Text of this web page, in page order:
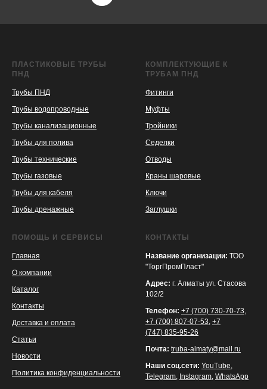
KASPI
SATU
WILDBERRIES
ПЛАСТИКОВЫЕ ТРУБЫ
ПНД
Трубы ПНД
Трубы водопроводные
Трубы канализационные
Трубы для полива
Трубы технические
Трубы газовые
Трубы для кабеля
Трубы дренажные
КОМПЛЕКТУЮЩИЕ К
ТРУБАМ ПНД
Фитинги
Муфты
Тройники
Седелки
Отводы
Краны шаровые
Ключи
Заглушки
ПОМОЩЬ И СЕРВИСЫ
Главная
О компании
Каталог
Контакты
Доставка и оплата
Статьи
Новости
Политика конфиденциальности
КОНТАКТЫ
Название организации: ТОО
"ТоргПромПласт"
Адрес: г. Алматы ул. Стасова
102/2
Телефон: +7 (700) 730-70-73,
+7 (700) 807-07-53, +7
(747) 835-95-26
Почта: truba-almaty@mail.ru
Наши соц.сети: YouTube,
Telegram, Instagram, WhatsApp